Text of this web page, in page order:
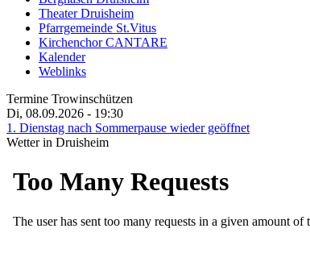
Theater Druisheim
Pfarrgemeinde St.Vitus
Kirchenchor CANTARE
Kalender
Weblinks
Termine Trowinschützen
Di, 08.09.2026 - 19:30
1. Dienstag nach Sommerpause wieder geöffnet
Wetter in Druisheim